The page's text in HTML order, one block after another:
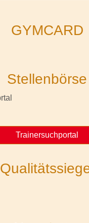
GYMCARD
Stellenbörse
Trainersuchportal